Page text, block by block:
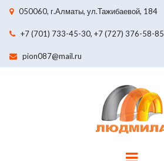
 050060, г.Алматы, ул.Тажибаевой, 184
 +7 (701) 733-45-30, +7 (727) 376-58-85
 pion087@mail.ru